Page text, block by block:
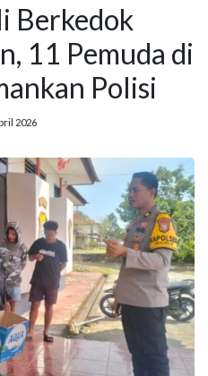
Berkedok
11 Pemuda di
Polisi
2026